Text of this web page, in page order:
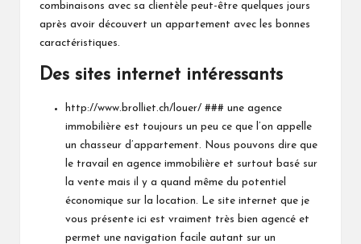
combinaisons avec sa clientèle peut-être quelques jours
après avoir découvert un appartement avec les bonnes
caractéristiques.
Des sites internet intéressants
http://www.brolliet.ch/louer/ ### une agence
immobilière est toujours un peu ce que l’on appelle
un chasseur d’appartement. Nous pouvons dire que
le travail en agence immobilière et surtout basé sur
la vente mais il y a quand même du potentiel
économique sur la location. Le site internet que je
vous présente ici est vraiment très bien agencé et
permet une navigation facile autant sur un